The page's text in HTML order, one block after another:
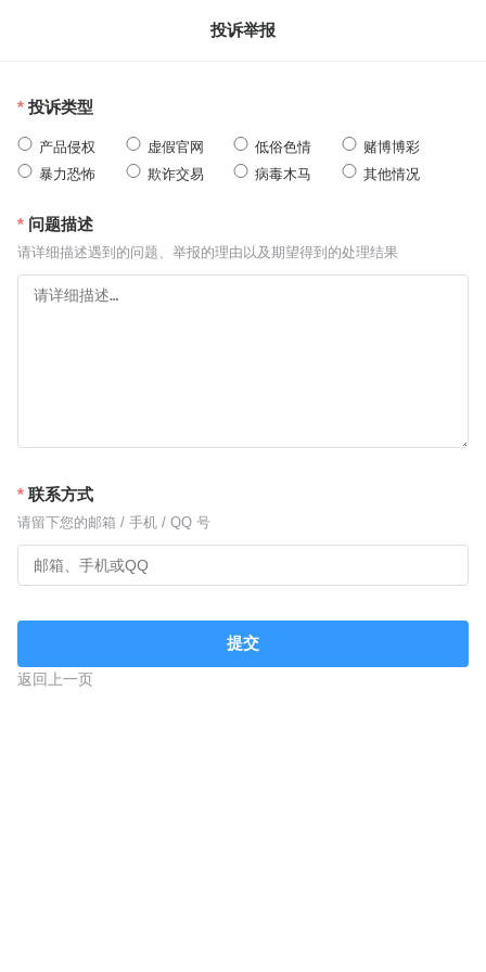
投诉举报
投诉类型
产品侵权 虚假官网 低俗色情
赌博博彩
暴力恐怖
欺诈交易 病毒木马 其他情况
问题描述
请详细描述遇到的问题、举报的理由以及期望得到的处理结果
联系方式
请留下您的邮箱 / 手机 / QQ 号
提交
返回上一页